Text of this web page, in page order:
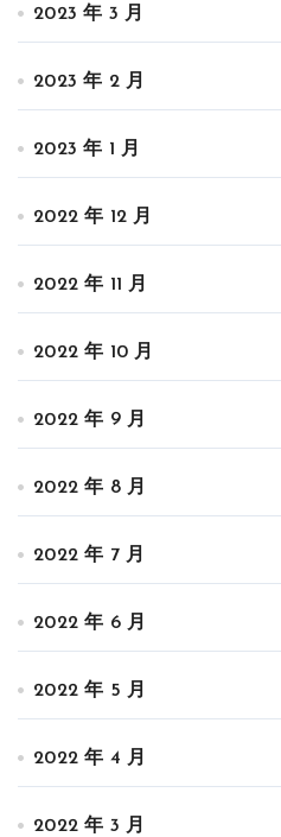
2023 年 3 月
2023 年 2 月
2023 年 1 月
2022 年 12 月
2022 年 11 月
2022 年 10 月
2022 年 9 月
2022 年 8 月
2022 年 7 月
2022 年 6 月
2022 年 5 月
2022 年 4 月
2022 年 3 月